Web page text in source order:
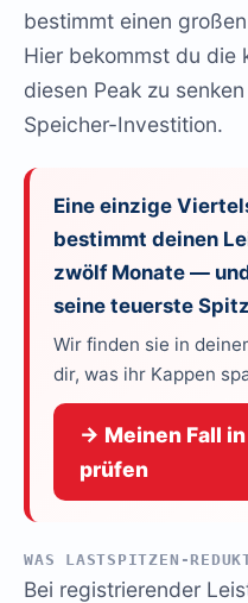
bestimmt einen
Hier bekommst du die
diesen Peak zu
Speicher-Investition.
Eine einzige
bestimmt deinen
zwölf Monate —
seine teuerste
Wir finden sie in
dir, was ihr Kappen
→ Meinen Fall
prüfen
WAS LASTSPITZEN-
Bei registrierender